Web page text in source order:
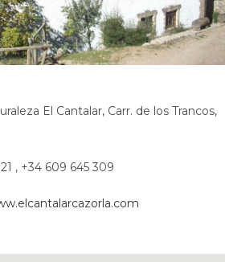
El Cantalar, Carr. de los Trancos,
, +34 609 645 309